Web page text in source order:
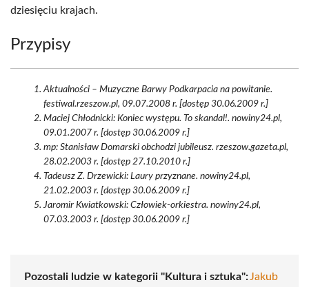
dziesięciu krajach.
Przypisy
Aktualności – Muzyczne Barwy Podkarpacia na powitanie.
festiwal.rzeszow.pl, 09.07.2008 r. [dostęp 30.06.2009 r.]
Maciej Chłodnicki: Koniec występu. To skandal!. nowiny24.pl,
09.01.2007 r. [dostęp 30.06.2009 r.]
mp: Stanisław Domarski obchodzi jubileusz. rzeszow.gazeta.pl,
28.02.2003 r. [dostęp 27.10.2010 r.]
Tadeusz Z. Drzewicki: Laury przyznane. nowiny24.pl,
21.02.2003 r. [dostęp 30.06.2009 r.]
Jaromir Kwiatkowski: Człowiek-orkiestra. nowiny24.pl,
07.03.2003 r. [dostęp 30.06.2009 r.]
Pozostali ludzie w kategorii "Kultura i sztuka": Jakub